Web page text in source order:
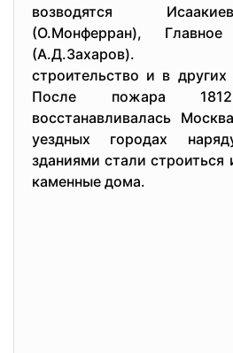
возводятся
(О.Монферран), Главное
(А.Д.Захаров).
строительство и в
После пожара
восстанавливалась
уездных городах
зданиями стали строиться
каменные дома.